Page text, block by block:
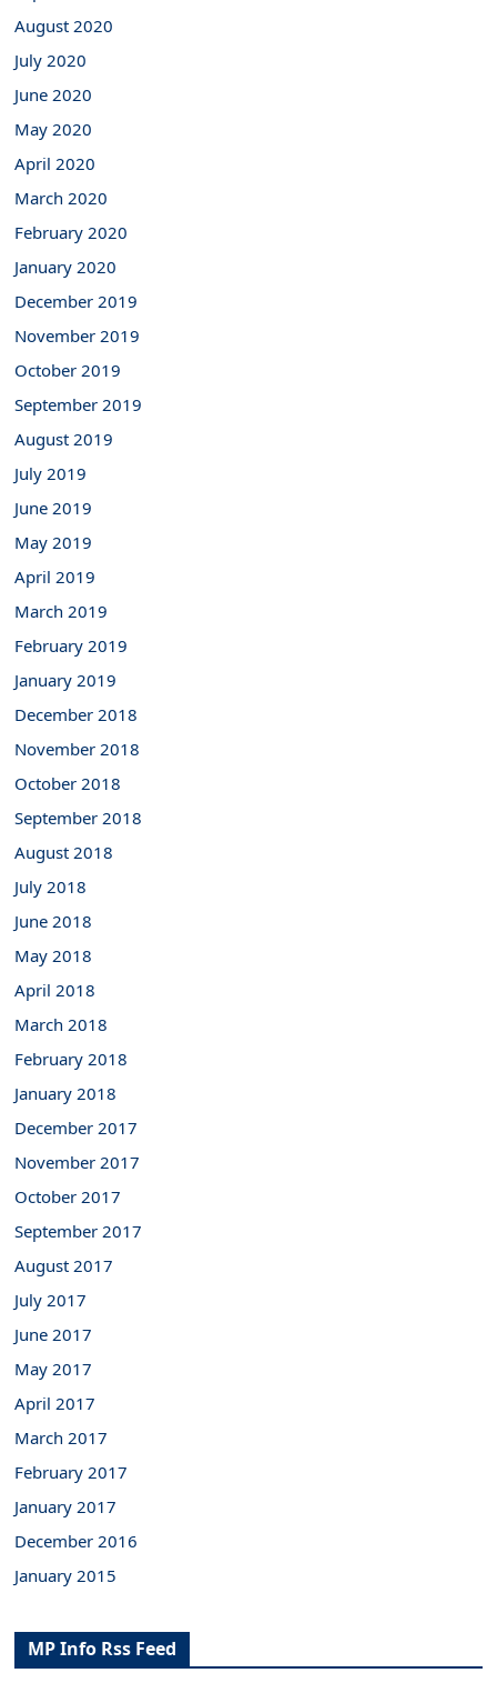
August 2020
July 2020
June 2020
May 2020
April 2020
March 2020
February 2020
January 2020
December 2019
November 2019
October 2019
September 2019
August 2019
July 2019
June 2019
May 2019
April 2019
March 2019
February 2019
January 2019
December 2018
November 2018
October 2018
September 2018
August 2018
July 2018
June 2018
May 2018
April 2018
March 2018
February 2018
January 2018
December 2017
November 2017
October 2017
September 2017
August 2017
July 2017
June 2017
May 2017
April 2017
March 2017
February 2017
January 2017
December 2016
January 2015
MP Info Rss Feed